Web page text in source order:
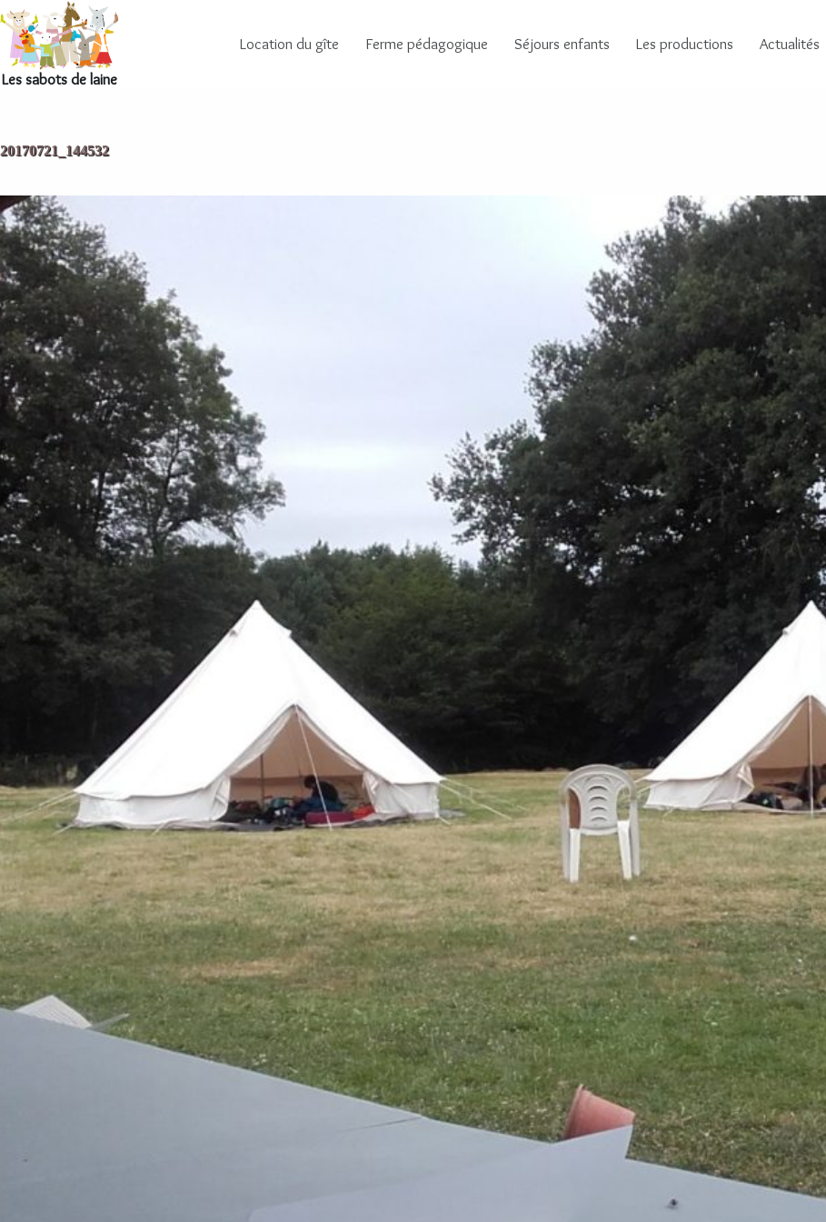
Les sabots de laine
Location du gîte Ferme pédagogique Séjours enfants Les productions Actualités
20170721_144532